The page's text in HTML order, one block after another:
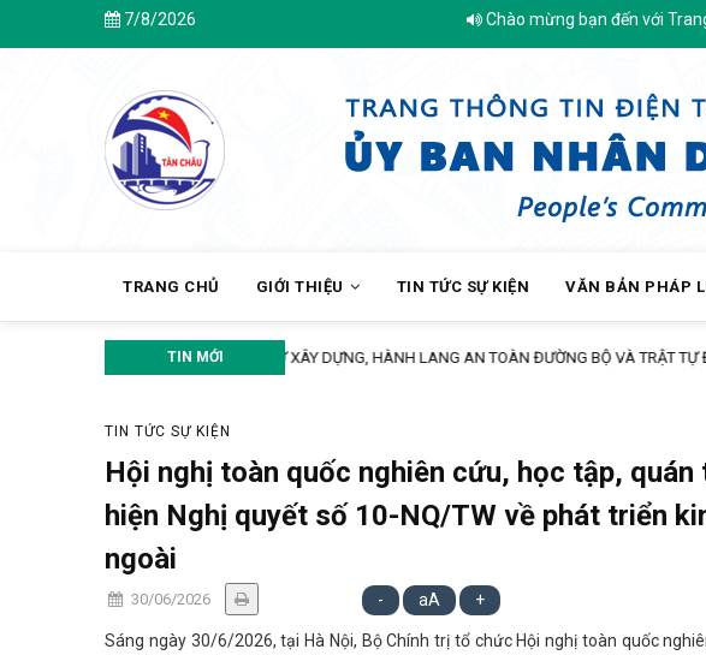
7/8/2026 Chào mừng bạn đến với Trang thông tin điện
NAVIGATION
TRANG CHỦ GIỚI THIỆU TIN TỨC SỰ KIỆN VĂN BẢN PHÁP
TIN MỚI ĐẨY MẠNH TUYÊN TRUYỀN CHÍNH SÁCH BẢO HIỂM XÃ
TIN TỨC SỰ KIỆN
Hội nghị toàn quốc nghiên cứu, học tập,
hiện Nghị quyết số 10-NQ/TW về phát triển
ngoài
30/06/2026 - aA +
Sáng ngày 30/6/2026, tại Hà Nội, Bộ Chính trị tổ chức Hội nghị toàn quốc